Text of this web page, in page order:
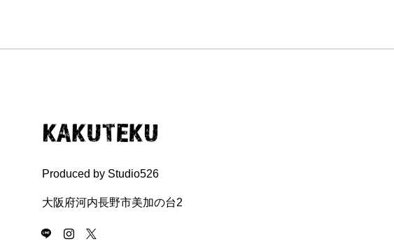
Produced by Studio526
大阪府河内長野市美加の台2